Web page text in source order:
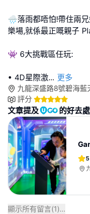
🌧️落雨都唔怕!帶住兩
樂場,就係最正嘅親子
👾 6大挑戰區任玩:
• 4D星際激... 更多
九龍深盛路8號碧海
評分
文章提及 的好去處
5
顯示所有留言(1)...